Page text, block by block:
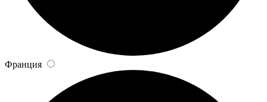
Франция